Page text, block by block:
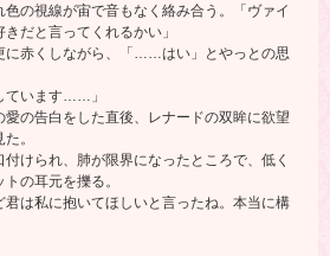
の視線が宙で音もなく絡み合う。「ヴァイ
だと言ってくれるかい」
に赤くしながら、「……はい」とやっとの思
ています……」
の告白をした直後、レナードの双眸に欲望
。
けられ、肺が限界になったところで、低く
の耳元を擽る。
君は私に抱いてほしいと言ったね。本当に構